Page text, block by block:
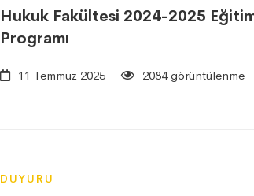
Hukuk Fakültesi 2024-2025
Programı
11 Temmuz 2025 2084 görüntülenme
DUYURU